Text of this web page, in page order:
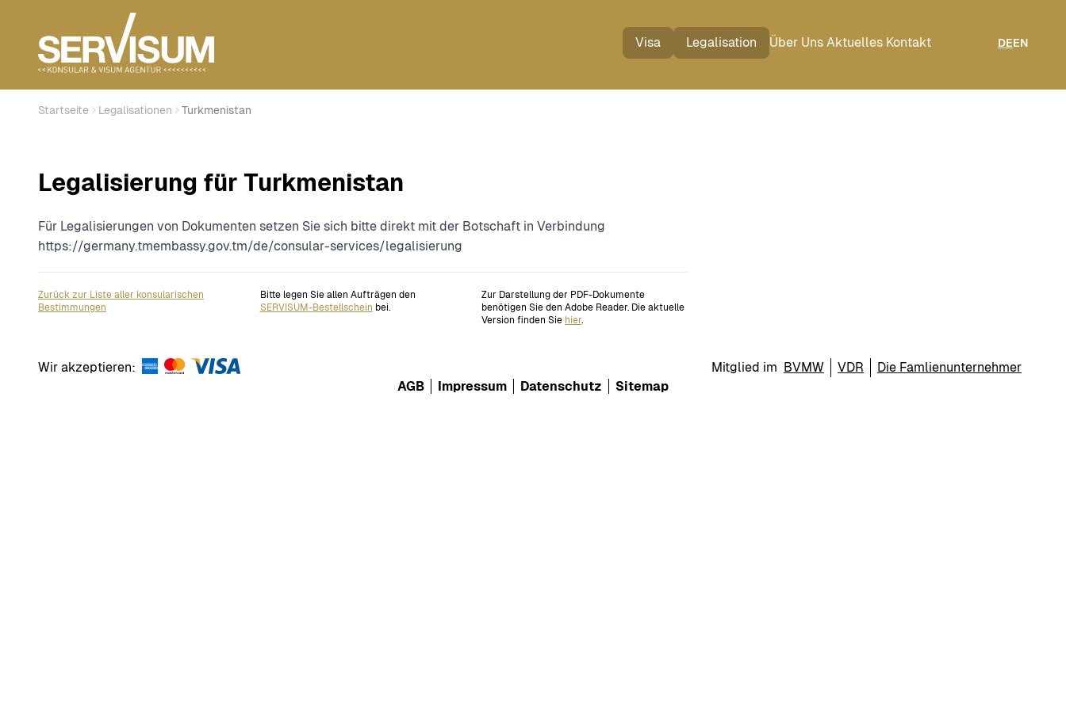
Visa Legalisation Über Uns Aktuelles Kontakt DEEN
Startseite Legalisationen Turkmenistan
Legalisierung für Turkmenistan
Für Legalisierungen von Dokumenten setzen Sie sich bitte direkt mit der Botschaft in Verbindung
https://germany.tmembassy.gov.tm/de/consular-services/legalisierung
Zurück zur Liste aller konsularischen
Bestimmungen
Bitte legen Sie allen Aufträgen den
SERVISUM-Bestellschein bei.
Zur Darstellung der PDF-Dokumente
benötigen Sie den Adobe Reader. Die aktuelle
Version finden Sie hier.
Wir akzeptieren: Mitglied im BVMW VDR
Die Famlienunternehmer
AGB
Impressum Datenschutz Sitemap